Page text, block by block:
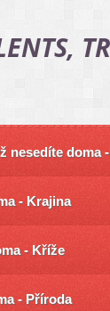
nesedíte doma
- Krajina
- Kříže
- Příroda